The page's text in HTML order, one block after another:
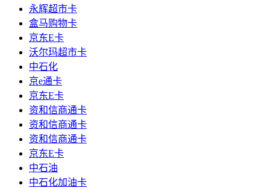
永辉超市卡
盒马购物卡
京东E卡
沃尔玛超市卡
中石化
京e通卡
京东E卡
资和信商通卡
资和信商通卡
资和信商通卡
京东E卡
中石油
中石化加油卡